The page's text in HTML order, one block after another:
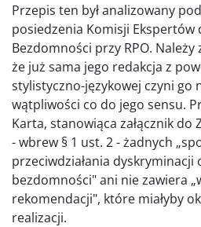
Przepis ten był analizowany
posiedzenia Komisji Ekspertów
Bezdomności przy RPO.
że już sama jego redakcja z
stylistyczno-językowej czyni go
wątpliwości co do jego sensu.
Karta, stanowiąca załącznik do
- wbrew § 1 ust. 2 - żadnych
przeciwdziałania dyskryminacji
bezdomności" ani nie zawiera
rekomendacji", które miałyby
realizacji.